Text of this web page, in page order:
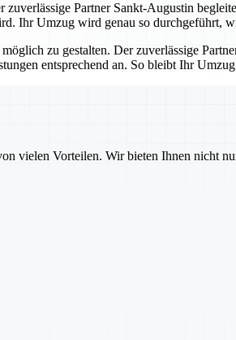
zuverlässige Partner Sankt-Augustin
Ihr Umzug wird genau so durchgeführt,
zu gestalten. Der zuverlässige
entsprechend an. So bleibt Ihr
vielen Vorteilen. Wir bieten Ihnen nicht